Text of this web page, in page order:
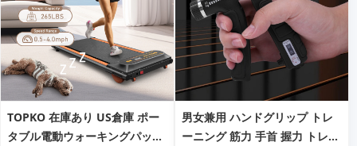
TOPKO 在庫あり US倉庫 ポー
タブル電動ウォーキングパッド
男女兼用 ハンドグリップ トレ
ーニング 筋力 手首 握力 トレー